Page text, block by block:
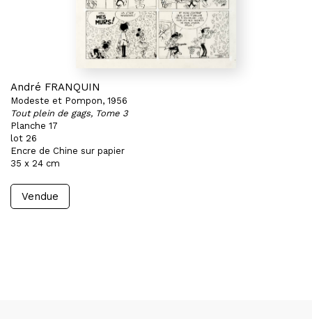
André FRANQUIN
Modeste et Pompon, 1956
Tout plein de gags, Tome 3
Planche 17
lot 26
Encre de Chine sur papier
35 x 24 cm
Vendue